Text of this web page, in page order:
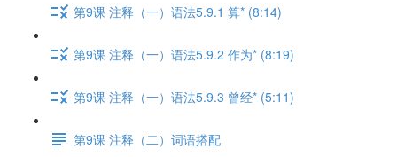
第9课 注释（一）语法5.9.1 算* (8:14)
第9课 注释（一）语法5.9.2 作为* (8:19)
第9课 注释（一）语法5.9.3 曾经* (5:11)
第9课 注释（二）词语搭配